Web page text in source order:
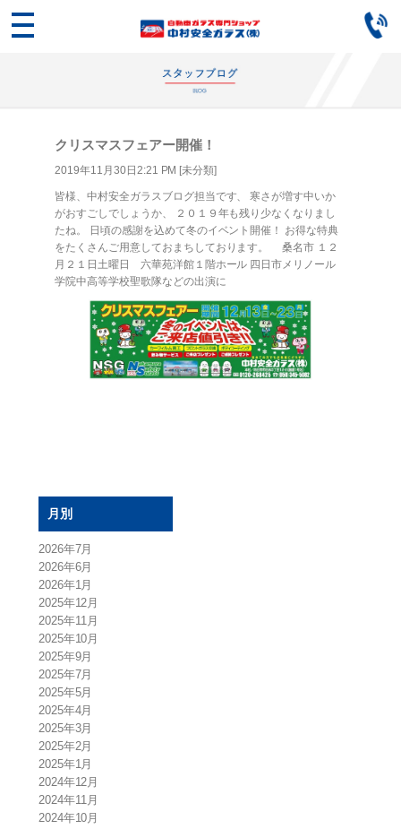
クリスマスフェアー開催！
2019年11月30日2:21 PM [未分類]
皆様、中村安全ガラスブログ担当です、 寒さが増す中いか
がおすごしでしょうか、 ２０１９年も残り少なくなりまし
たね。 日頃の感謝を込めて冬のイベント開催！ お得な特典
をたくさんご用意しておまちしております。 桑名市 １２
月２１日土曜日 六華苑洋館１階ホール 四日市メリノール
学院中高等学校聖歌隊などの出演に
月別
2026年7月
2026年6月
2026年1月
2025年12月
2025年11月
2025年10月
2025年9月
2025年7月
2025年5月
2025年4月
2025年3月
2025年2月
2025年1月
2024年12月
2024年11月
2024年10月